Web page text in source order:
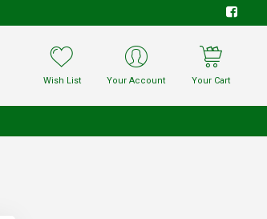
Wish List Your Account Your Cart